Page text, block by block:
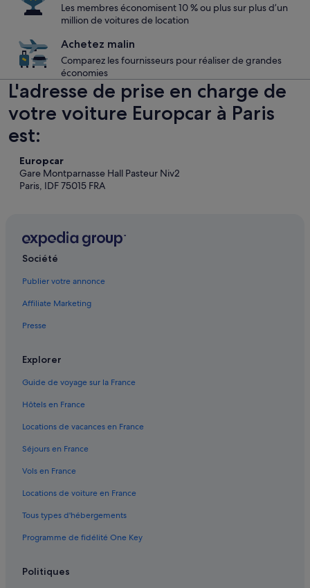
Les membres économisent 10 % ou plus sur plus d’un
million de voitures de location
Achetez malin
Comparez les fournisseurs pour réaliser de grandes
économies
L'adresse de prise en charge de
votre voiture Europcar à Paris
est:
Europcar
Gare Montparnasse Hall Pasteur Niv2
Paris, IDF 75015 FRA
Société
Publier votre annonce
Affiliate Marketing
Presse
Explorer
Guide de voyage sur la France
Hôtels en France
Locations de vacances en France
Séjours en France
Vols en France
Locations de voiture en France
Tous types d'hébergements
Programme de fidélité One Key
Politiques